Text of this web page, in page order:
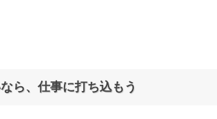
ら、仕事に打ち込もう